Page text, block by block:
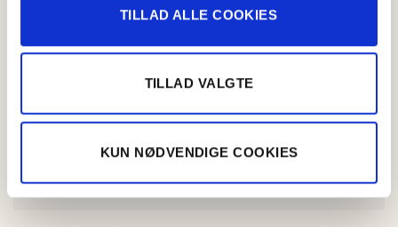
TILLAD ALLE COOKIES
TILLAD VALGTE
KUN NØDVENDIGE COOKIES